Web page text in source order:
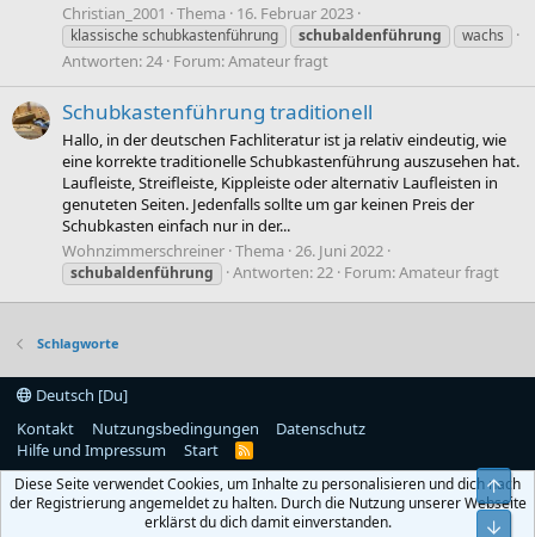
Christian_2001
Thema 16. Februar 2023
klassische schubkastenführung schubaldenführung wachs
Antworten: 24 Forum:Amateur fragt
Schubkastenführung traditionell
Hallo, in der deutschen Fachliteratur ist ja relativ eindeutig, wie
eine korrekte traditionelle Schubkastenführung auszusehen hat.
Laufleiste, Streifleiste, Kippleiste oder alternativ Laufleisten in
genuteten Seiten. Jedenfalls sollte um gar keinen Preis der
Schubkasten einfach nur in der...
Wohnzimmerschreiner Thema 26. Juni 2022
schubaldenführung Antworten: 22 Forum:Amateur fragt
Schlagworte
Deutsch [Du]
Kontakt
Nutzungsbedingungen
Datenschutz
Hilfe und Impressum
Start
R
S
Diese Seite verwendet Cookies, um Inhalte zu personalisieren und dich nach
der Registrierung angemeldet zu halten. Durch die Nutzung unserer Webseite
erklärst du dich damit einverstanden.